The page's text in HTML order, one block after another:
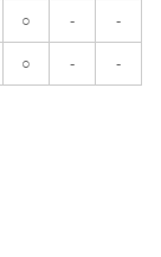
○ - -
○ - -